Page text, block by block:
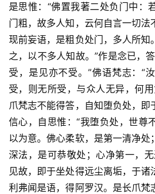
是思惟：“佛置我著二处负门中：
门粗，故多人知，云何自言一切法
现前妄语，是粗负处门，多人所知
之，以不多人知故。”作是念已，
受，是见亦不受。”佛语梵志：“
受，则无所受，与众人无异，何
爪梵志不能得答，自知堕负处，即
信心，自思惟：“我堕负处，世尊
以为意。佛心柔软，是第一清净处
深法，是可恭敬处；心净第一，
见故，即于坐处得远尘离垢，于
利弗闻是语，得阿罗汉。是长爪梵